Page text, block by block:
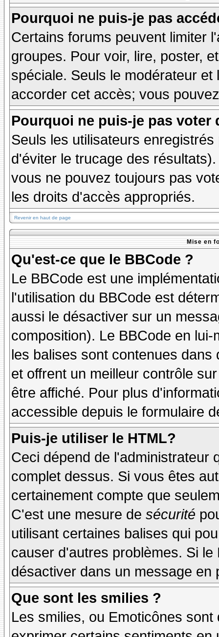
Pourquoi ne puis-je pas
Certains forums peuvent limiter
groupes. Pour voir, lire, poster,
spéciale. Seuls le modérateur
accorder cet accès; vous
Pourquoi ne puis-je pas voter
Seuls les utilisateurs
d'éviter le trucage des
vous ne pouvez toujours pas
les droits d'accès appropriés.
Revenir en haut de page
Mise en
Qu'est-ce que le BBCode ?
Le BBCode est une
l'utilisation du BBCode est
aussi le désactiver sur un
composition). Le BBCode en
les balises sont contenues
et offrent un meilleur contrôle
être affiché. Pour plus
accessible depuis le formulaire
Puis-je utiliser le HTML?
Ceci dépend de l'administrateur
complet dessus. Si vous êtes
certainement compte que
C'est une mesure de sécurité
utilisant certaines balises qui
causer d'autres problèmes. Si
désactiver dans un message
Que sont les smilies ?
Les smilies, ou Emoticônes